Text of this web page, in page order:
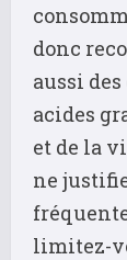
donc
aussi
acides
et de la
ne
limitez-